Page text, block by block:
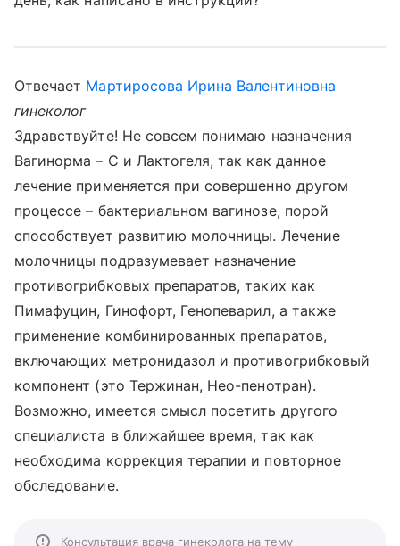
Отвечает Мартиросова Ирина Валентиновна
гинеколог
Здравствуйте! Не совсем понимаю назначения
Вагинорма – С и Лактогеля, так как данное
лечение применяется при совершенно другом
процессе – бактериальном вагинозе, порой
способствует развитию молочницы. Лечение
молочницы подразумевает назначение
противогрибковых препаратов, таких как
Пимафуцин, Гинофорт, Генопеварил, а также
применение комбинированных препаратов,
включающих метронидазол и противогрибковый
компонент (это Тержинан, Нео-пенотран).
Возможно, имеется смысл посетить другого
специалиста в ближайшее время, так как
необходима коррекция терапии и повторное
обследование.
Консультация врача гинеколога на тему